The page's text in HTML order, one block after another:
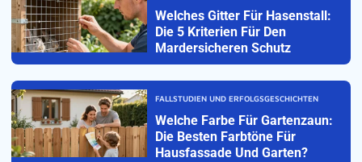
Welches Gitter Für Hasenstall:
Die 5 Kriterien Für Den
Mardersicheren Schutz
FALLSTUDIEN UND ERFOLGSGESCHICHTEN
Welche Farbe Für Gartenzaun:
Die Besten Farbtöne Für
Hausfassade Und Garten?